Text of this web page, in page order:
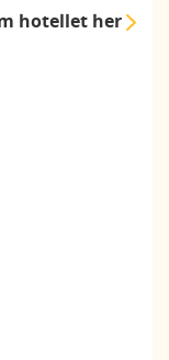
hotellet her